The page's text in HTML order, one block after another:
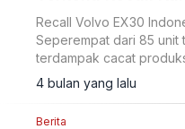
Recall Volvo EX30
Seperempat dari 85 unit
terdampak cacat
yang berpotensi panas
hubungi konsumen.
4 bulan yang lalu
Berita